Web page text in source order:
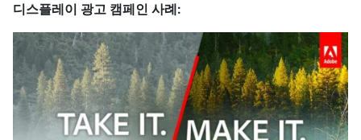
디스플레이 광고 캠페인 사례: